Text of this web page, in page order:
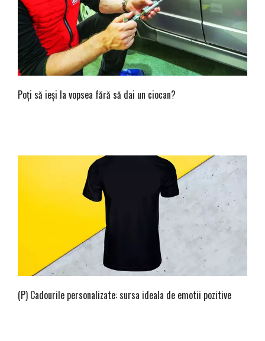
Poți să ieși la vopsea fără să dai un ciocan?
(P) Cadourile personalizate: sursa ideala de emotii pozitive